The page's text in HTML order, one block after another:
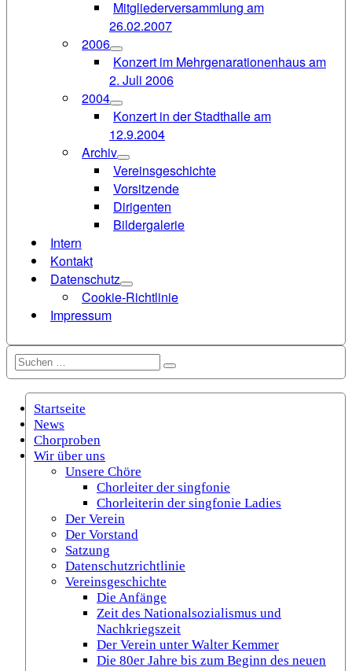
Mitgliederversammlung am
26.02.2007
2006
Konzert im Mehrgenarationenhaus am
2. Juli 2006
2004
Konzert in der Stadthalle am
12.9.2004
Archiv
Vereinsgeschichte
Vorsitzende
Dirigenten
Bildergalerie
Intern
Kontakt
Datenschutz
Cookie-Richtlinie
Impressum
Suchen
nach:
Suchen
Startseite
News
Chorproben
Wir über uns
Unsere Chöre
Chorleiter der singfonie
Chorleiterin der singfonie Ladies
Der Verein
Der Vorstand
Satzung
Datenschutzrichtlinie
Vereinsgeschichte
Die Anfänge
Zeit des Nationalsozialismus und
Nachkriegszeit
Der Verein unter Walter Kemmer
Die 80er Jahre bis zum Beginn des neuen